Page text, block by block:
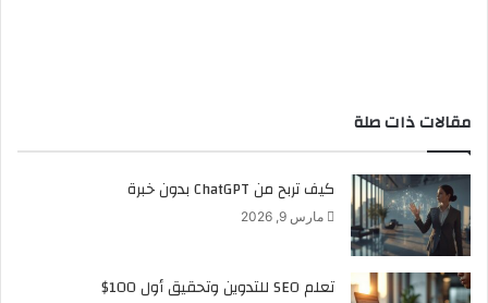
مقالات ذات صلة
كيف تربح من ChatGPT بدون خبرة
مارس 9, 2026
تعلم SEO للتدوين وتحقيق أول 100$